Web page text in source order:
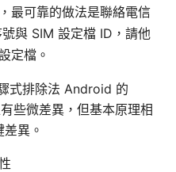
最可靠的做法是聯絡電信
與 SIM 設定檔 ID，請他
定檔。
式排除法 Android 的
些微差異，但基本原理相
異。